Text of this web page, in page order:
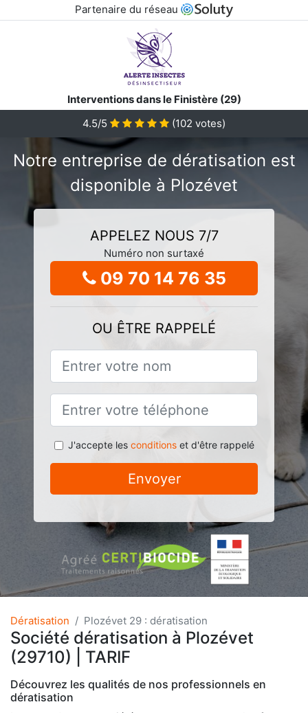
Partenaire du réseau
Interventions dans le Finistère (29)
4.5/5
(102 votes)
Notre entreprise de dératisation est
disponible à Plozévet
APPELEZ NOUS 7/7
Numéro non surtaxé
09 70 14 76 35
OU ÊTRE RAPPELÉ
J'accepte les conditionset d'être rappelé
Envoyer
Dératisation Plozévet 29 : dératisation
Société dératisation à Plozévet
(29710) | TARIF
Découvrez les qualités de nos professionnels en
dératisation